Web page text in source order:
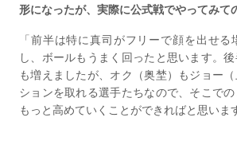
形になったが、実際に公式戦でやってみて
「前半は特に真司がフリーで顔を出せ
し、ボールもうまく回ったと思います。
も増えましたが、オク（奥埜）もジョー
ションを取れる選手たちなので、そこで
もっと高めていくことができればと思いま